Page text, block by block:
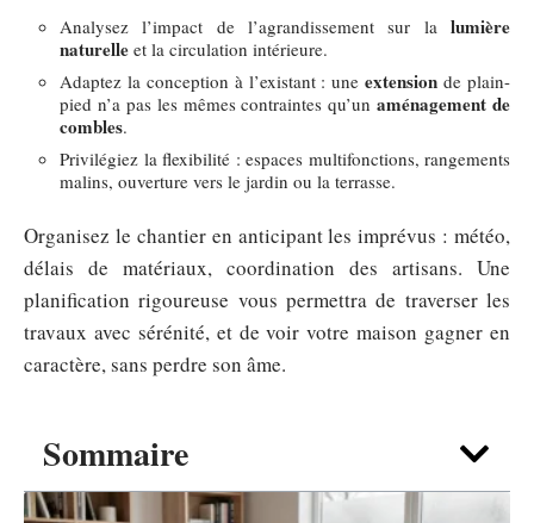
Sommaire
Analysez l’impact de l’agrandissement sur la lumière
naturelle et la circulation intérieure.
Adaptez la conception à l’existant : uneextension de plain-
pied n’a pas les mêmes contraintes qu’unaménagement de
combles.
Privilégiez la flexibilité : espaces multifonctions, rangements
malins, ouverture vers le jardin ou la terrasse.
Organisez le chantier en anticipant les imprévus : météo,
délais de matériaux, coordination des artisans. Une
planification rigoureuse vous permettra de traverser les
travaux avec sérénité, et de voir votre maison gagner en
caractère, sans perdre son âme.